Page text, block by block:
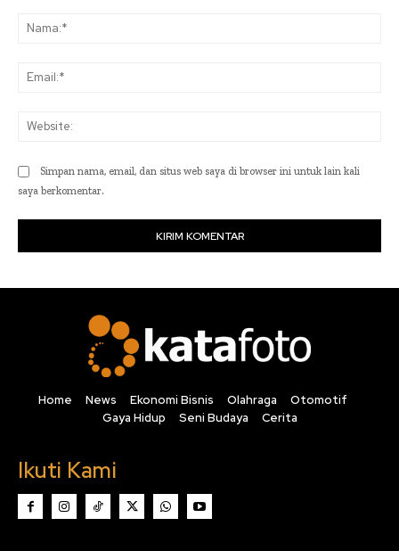
Simpan nama, email, dan situs web saya di browser ini untuk lain kali
saya berkomentar.
Home News Ekonomi Bisnis Olahraga
Otomotif
Gaya Hidup
Seni Budaya Cerita
Ikuti Kami